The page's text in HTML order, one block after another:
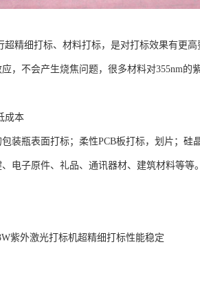
精细打标、材料打标，是对打标效果有更
，不会产生烧焦问题，很多材料对355nm的
成本
装瓶表面打标；柔性PCB板打标，划片；硅
电子原件、礼品、通讯器材、建筑材料等等。
紫外激光打标机超精细打标性能稳定